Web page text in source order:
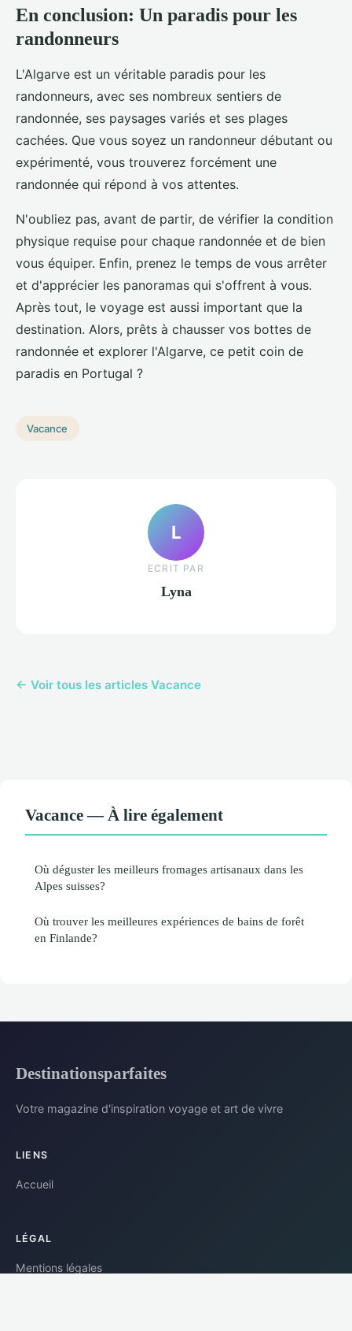
En conclusion: Un paradis pour les
randonneurs
L'Algarve est un véritable paradis pour les
randonneurs, avec ses nombreux sentiers de
randonnée, ses paysages variés et ses plages
cachées. Que vous soyez un randonneur débutant ou
expérimenté, vous trouverez forcément une
randonnée qui répond à vos attentes.
N'oubliez pas, avant de partir, de vérifier la condition
physique requise pour chaque randonnée et de bien
vous équiper. Enfin, prenez le temps de vous arrêter
et d'apprécier les panoramas qui s'offrent à vous.
Après tout, le voyage est aussi important que la
destination. Alors, prêts à chausser vos bottes de
randonnée et explorer l'Algarve, ce petit coin de
paradis en Portugal ?
Vacance
L
ECRIT PAR
Lyna
← Voir tous les articles Vacance
Vacance — À lire également
Où déguster les meilleurs fromages artisanaux dans les
Alpes suisses?
Où trouver les meilleures expériences de bains de forêt
en Finlande?
Destinationsparfaites
Votre magazine d'inspiration voyage et art de vivre
LIENS
Accueil
LÉGAL
Mentions légales